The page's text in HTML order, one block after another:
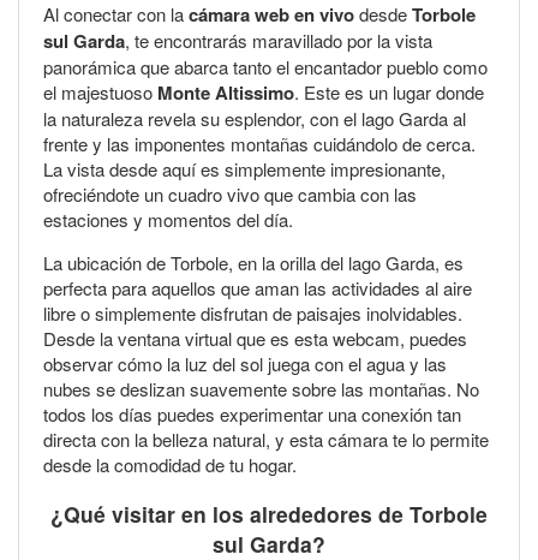
Al conectar con lacámara web en vivodesdeTorbole
sul Garda, te encontrarás maravillado por la vista
panorámica que abarca tanto el encantador pueblo como
el majestuoso Monte Altissimo. Este es un lugar donde
la naturaleza revela su esplendor, con el lago Garda al
frente y las imponentes montañas cuidándolo de cerca.
La vista desde aquí es simplemente impresionante,
ofreciéndote un cuadro vivo que cambia con las
estaciones y momentos del día.
La ubicación de Torbole, en la orilla del lago Garda, es
perfecta para aquellos que aman las actividades al aire
libre o simplemente disfrutan de paisajes inolvidables.
Desde la ventana virtual que es esta webcam, puedes
observar cómo la luz del sol juega con el agua y las
nubes se deslizan suavemente sobre las montañas. No
todos los días puedes experimentar una conexión tan
directa con la belleza natural, y esta cámara te lo permite
desde la comodidad de tu hogar.
¿Qué visitar en los alrededores de Torbole
sul Garda?